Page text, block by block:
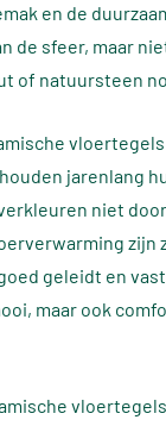
en de
de sfeer, maar
of natuursteen
jarenlang
niet
zijn
geleidt en
maar ook